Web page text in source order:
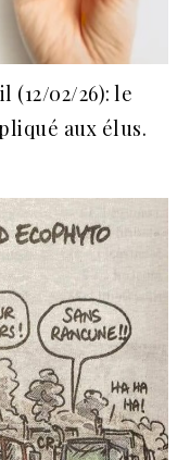
(12/02/26): le
aux élus.